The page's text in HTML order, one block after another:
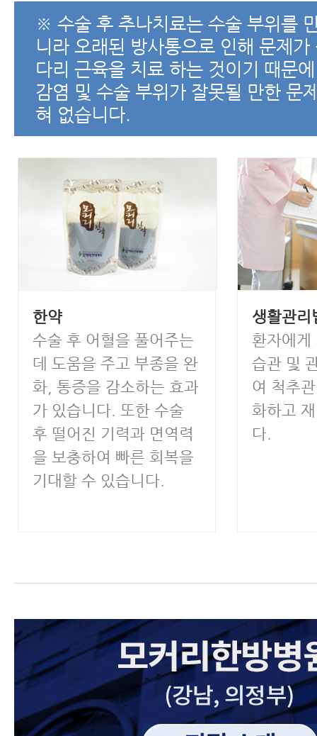
※ 수술 후 추나치료는 수술 부위를
니라 오래된 방사통으로 인해 문제
다리 근육을 치료 하는 것이기 때문
감염 및 수술 부위가 잘못될 만한 문
혀 없습니다.
한약
수술 후 어혈을 풀어주는
데 도움을 주고 부종을 완
화, 통증을 감소하는 효과
가 있습니다. 또한 수술
후 떨어진 기력과 면역력
을 보충하여 빠른 회복을
기대할 수 있습니다.
생활관리
환자에게
습관 및
여 척추
화하고
다.